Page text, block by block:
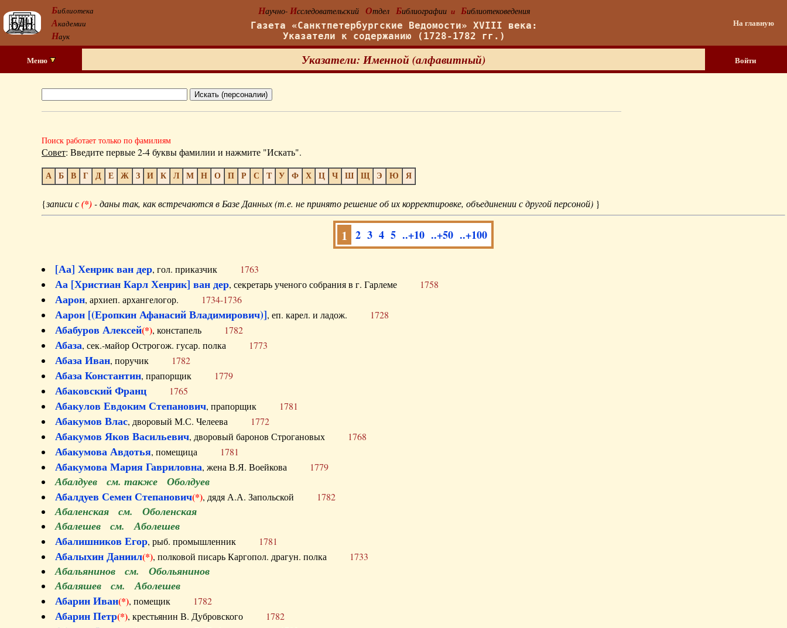
Библиотека
Академии
Наук
Научно- Исследовательский Отдел Библиографии и Библиотековедения
Газета «Санктпетербургские Ведомости» XVIII века:
Указатели к содержанию (1728-1782 гг.)
На главную
Меню Указатели: Именной (алфавитный) Войти
Поиск работает только по фамилиям
Совет: Введите первые 2-4 буквы фамилии и нажмите "Искать".
А Б В Г Д Е Ж З И К Л М Н О П Р С Т У Ф Х Ц Ч Ш Щ Э Ю Я
{записи с(*)- даны так, как встречаются в Базе Данных (т.е. не принято решение об их корректировке, объединении с другой персоной) }
1 2 3 4 5 ..+10 ..+50 ..+100
[Аа] Хенрик ван дер, гол. приказчик 1763
Аа [Христиан Карл Хенрик] ван дер, секретарь ученого собрания в г. Гарлеме 1758
Аарон, архиеп. архангелогор. 1734-1736
Аарон [(Еропкин Афанасий Владимирович)], еп. карел. и ладож. 1728
Абабуров Алексей(*), констапель 1782
Абаза, сек.-майор Острогож. гусар. полка 1773
Абаза Иван, поручик 1782
Абаза Константин, прапорщик 1779
Абаковский Франц 1765
Абакулов Евдоким Степанович, прапорщик 1781
Абакумов Влас, дворовый М.С. Челеева 1772
Абакумов Яков Васильевич, дворовый баронов Строгановых 1768
Абакумова Авдотья, помещица 1781
Абакумова Мария Гавриловна, жена В.Я. Воейкова 1779
Абалдуев см. также Оболдуев
Абалдуев Семен Степанович(*), дядя А.А. Запольской 1782
Абаленская см. Оболенская
Абалешев см. Аболешев
Абалишников Егор, рыб. промышленник 1781
Абалыхин Даниил(*), полковой писарь Каргопол. драгун. полка 1733
Абальянинов см. Обольянинов
Абаляшев см. Аболешев
Абарин Иван(*), помещик 1782
Абарин Петр(*), крестьянин В. Дубровского 1782